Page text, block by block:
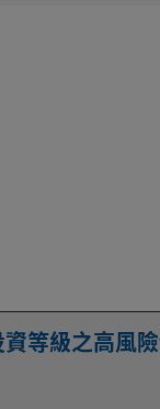
數上漲
等級之高風